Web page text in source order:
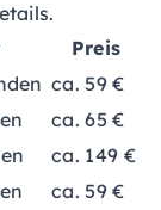
Preis
ca. 59 €
ca. 65 €
ca. 149 €
ca. 59 €